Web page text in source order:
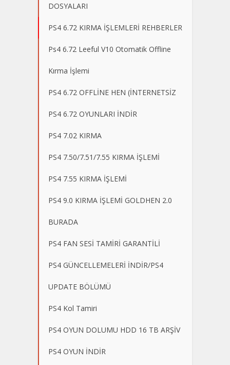
DOSYALARI
PS4 6.72 KIRMA İŞLEMLERİ REHBERLER
Ps4 6.72 Leeful V10 Otomatik Offline
Kırma İşlemi
PS4 6.72 OFFLİNE HEN (İNTERNETSİZ
PS4 6.72 OYUNLARI İNDİR
PS4 7.02 KIRMA
PS4 7.50/7.51/7.55 KIRMA İŞLEMİ
PS4 7.55 KIRMA İŞLEMİ
PS4 9.0 KIRMA İŞLEMİ GOLDHEN 2.0
BURADA
PS4 FAN SESİ TAMİRİ GARANTİLİ
PS4 GÜNCELLEMELERİ İNDİR/PS4
UPDATE BÖLÜMÜ
PS4 Kol Tamiri
PS4 OYUN DOLUMU HDD 16 TB ARŞİV
PS4 OYUN İNDİR